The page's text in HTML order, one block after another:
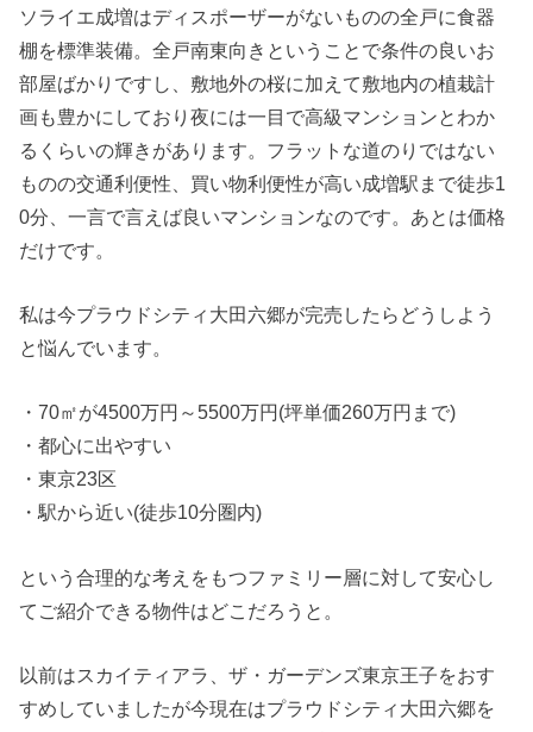
ソライエ成増はディスポーザーがないものの全戸に食器
棚を標準装備。全戸南東向きということで条件の良いお
部屋ばかりですし、敷地外の桜に加えて敷地内の植栽計
画も豊かにしており夜には一目で高級マンションとわか
るくらいの輝きがあります。フラットな道のりではない
ものの交通利便性、買い物利便性が高い成増駅まで徒歩1
0分、一言で言えば良いマンションなのです。あとは価格
だけです。
私は今プラウドシティ大田六郷が完売したらどうしよう
と悩んでいます。
・70㎡が4500万円～5500万円(坪単価260万円まで)
・都心に出やすい
・東京23区
・駅から近い(徒歩10分圏内)
という合理的な考えをもつファミリー層に対して安心し
てご紹介できる物件はどこだろうと。
以前はスカイティアラ、ザ・ガーデンズ東京王子をおす
すめしていましたが今現在はプラウドシティ大田六郷を